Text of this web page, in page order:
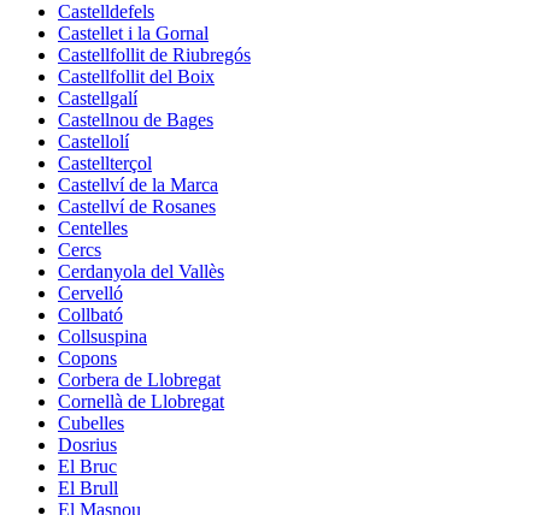
Castelldefels
Castellet i la Gornal
Castellfollit de Riubregós
Castellfollit del Boix
Castellgalí
Castellnou de Bages
Castellolí
Castellterçol
Castellví de la Marca
Castellví de Rosanes
Centelles
Cercs
Cerdanyola del Vallès
Cervelló
Collbató
Collsuspina
Copons
Corbera de Llobregat
Cornellà de Llobregat
Cubelles
Dosrius
El Bruc
El Brull
El Masnou